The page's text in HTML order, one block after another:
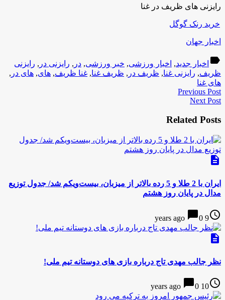
رایزنی های ظریف در غنا
خرید رنک گوگل
اخبار جهان
label اخبار جدید, اخبار ورزشی, خبر ورزشی, در , رایزنی در , رایزنی
ظریف, رایزنی غنا, ظریف در , ظریف غنا, غنا ظریف, های, های در ,
های غنا
Previous Post
Next Post
Related Posts
description
ایران با 2 طلا و 5 رده بالاتر از میزبان، بیست‌ویکم شد/ جدول توزیع
مدال‌ در پایان روز هشتم
access_time
9 years ago
chat_bubble0
description
نظر جالب مهدی تاج درباره بازی های دوستانه تیم ملی!
access_time
10 years ago
chat_bubble0